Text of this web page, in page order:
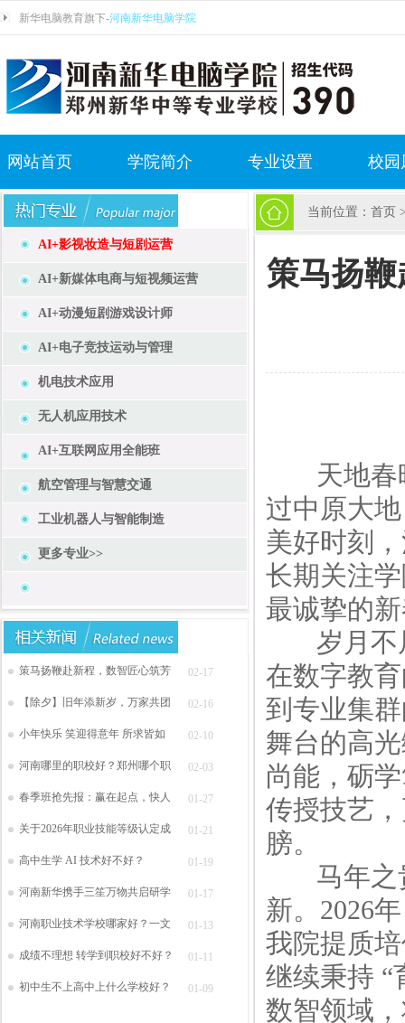
新华电脑教育旗下-河南新华电脑学院
网站首页 学院简介 专业设置 校园
AI+影视妆造与短剧运营
AI+新媒体电商与短视频运营
AI+动漫短剧游戏设计师
AI+电子竞技运动与管理
机电技术应用
无人机应用技术
AI+互联网应用全能班
航空管理与智慧交通
工业机器人与智能制造
更多专业>>
策马扬鞭赴新程，数智匠心筑芳 02-17
【除夕】旧年添新岁，万家共团 02-16
小年快乐 笑迎得意年 所求皆如 02-10
河南哪里的职校好？郑州哪个职 02-03
春季班抢先报：赢在起点，快人 01-27
关于2026年职业技能等级认定成 01-21
高中生学 AI 技术好不好？ 01-19
河南新华携手三笙万物共启研学 01-17
河南职业技术学校哪家好？一文 01-13
成绩不理想 转学到职校好不好？ 01-11
初中生不上高中上什么学校好？ 01-09
当前位置： 首页
策马扬
天地春晖
过中原大
美好时刻
长期关注
最诚挚的
岁月不居
在数字教
到专业集
舞台的高
尚能，砺
传授技艺
膀。
马年之贵
新。2026
我院提质
继续秉持 “
数智领域